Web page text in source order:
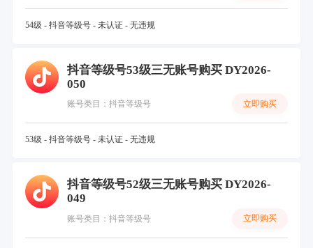
54级 - 抖音等级号 - 未认证 - 无违规
抖音等级号53级三无账号购买 DY2026-
050
账号类目：抖音等级号 立即购买
53级 - 抖音等级号 - 未认证 - 无违规
抖音等级号52级三无账号购买 DY2026-
049
账号类目：抖音等级号 立即购买